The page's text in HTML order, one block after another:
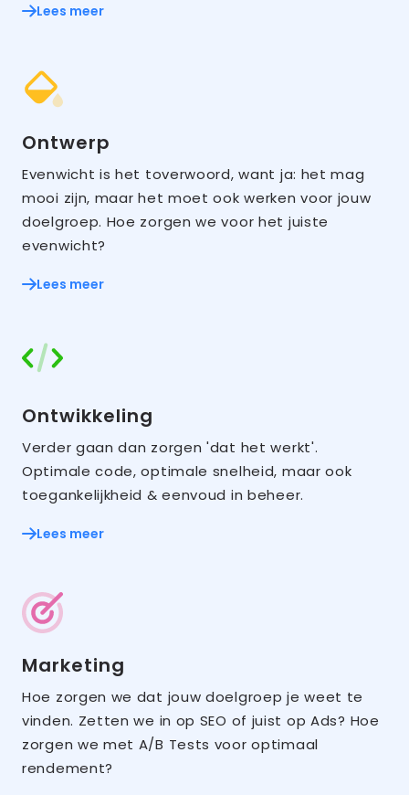
Lees meer
Ontwerp
Evenwicht is het toverwoord, want ja: het mag
mooi zijn, maar het moet ook werken voor jouw
doelgroep. Hoe zorgen we voor het juiste
evenwicht?
Lees meer
Ontwikkeling
Verder gaan dan zorgen 'dat het werkt'.
Optimale code, optimale snelheid, maar ook
toegankelijkheid & eenvoud in beheer.
Lees meer
Marketing
Hoe zorgen we dat jouw doelgroep je weet te
vinden. Zetten we in op SEO of juist op Ads? Hoe
zorgen we met A/B Tests voor optimaal
rendement?